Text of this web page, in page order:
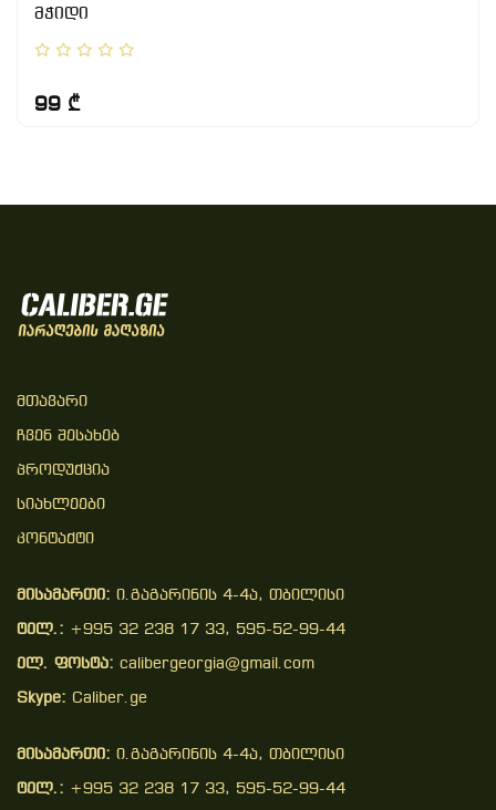
მჭიდი
99 ₾
Მთავარი
Ჩვენ Შესახებ
Პროდუქცია
Სიახლეები
Კონტაქტი
მისამართი: ი.გაგარინის 4-4ა, თბილისი
ტელ.: +995 32 238 17 33, 595-52-99-44
ელ. ფოსტა: calibergeorgia@gmail.com
Skype: Caliber.ge
მისამართი: ი.გაგარინის 4-4ა, თბილისი
ტელ.: +995 32 238 17 33, 595-52-99-44